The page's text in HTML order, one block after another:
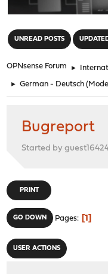
UNREAD POSTS
OPNsense Forum ►
► German - Deutsch
Bugreport
Started by
PRINT
GO DOWN Pages 1
USER ACTIONS